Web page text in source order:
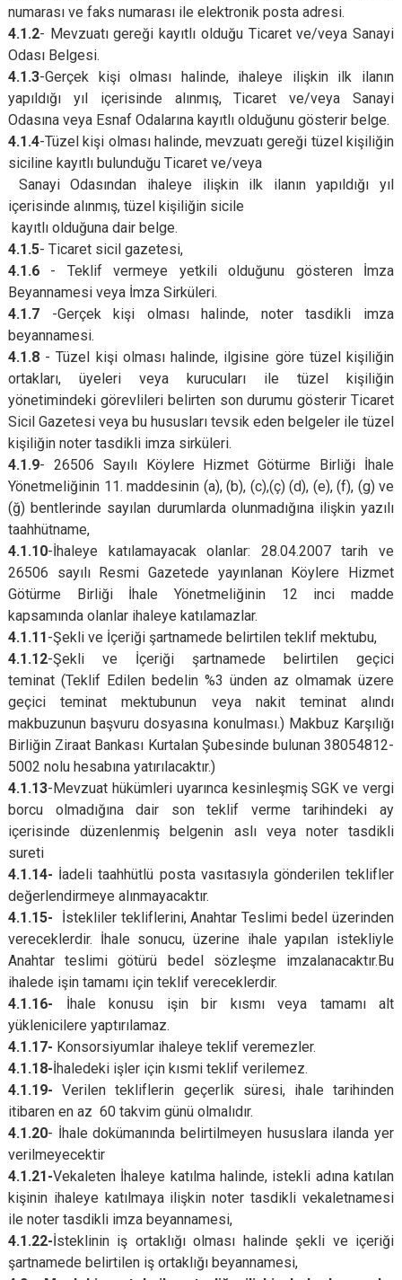
numarası ve faks numarası ile elektronik posta adresi.
4.1.2- Mevzuatı gereği kayıtlı olduğu Ticaret ve/veya Sanayi
Odası Belgesi.
4.1.3-Gerçek kişi olması halinde, ihaleye ilişkin ilk ilanın
yapıldığı yıl içerisinde alınmış, Ticaret ve/veya Sanayi
Odasına veya Esnaf Odalarına kayıtlı olduğunu gösterir belge.
4.1.4-Tüzel kişi olması halinde, mevzuatı gereği tüzel kişiliğin
siciline kayıtlı bulunduğu Ticaret ve/veya
Sanayi Odasından ihaleye ilişkin ilk ilanın yapıldığı yıl
içerisinde alınmış, tüzel kişiliğin sicile
kayıtlı olduğuna dair belge.
4.1.5- Ticaret sicil gazetesi,
4.1.6
- Teklif vermeye yetkili olduğunu gösteren İmza
Beyannamesi veya İmza Sirküleri.
4.1.7
-Gerçek kişi olması halinde, noter tasdikli imza
beyannamesi.
4.1.8 - Tüzel kişi olması halinde, ilgisine göre tüzel kişiliğin
ortakları, üyeleri veya kurucuları ile tüzel kişiliğin
yönetimindeki görevlileri belirten son durumu gösterir Ticaret
Sicil Gazetesi veya bu hususları tevsik eden belgeler ile tüzel
kişiliğin noter tasdikli imza sirküleri.
4.1.9- 26506 Sayılı Köylere Hizmet Götürme Birliği İhale
Yönetmeliğinin 11. maddesinin (a), (b), (c),(ç) (d), (e), (f), (g) ve
(ğ) bentlerinde sayılan durumlarda olunmadığına ilişkin yazılı
taahhütname,
4.1.10-İhaleye katılamayacak olanlar: 28.04.2007 tarih ve
26506 sayılı Resmi Gazetede yayınlanan Köylere Hizmet
Götürme Birliği İhale Yönetmeliğinin 12 inci madde
kapsamında olanlar ihaleye katılamazlar.
4.1.11-Şekli ve İçeriği şartnamede belirtilen teklif mektubu,
4.1.12-Şekli ve İçeriği şartnamede belirtilen geçici
teminat (Teklif Edilen bedelin %3 ünden az olmamak üzere
geçici teminat mektubunun veya nakit teminat alındı
makbuzunun başvuru dosyasına konulması.) Makbuz Karşılığı
Birliğin Ziraat Bankası Kurtalan Şubesinde bulunan 38054812-
5002 nolu hesabına yatırılacaktır.)
4.1.13-Mevzuat hükümleri uyarınca kesinleşmiş SGK ve vergi
borcu olmadığına dair son teklif verme tarihindeki ay
içerisinde düzenlenmiş belgenin aslı veya noter tasdikli
sureti
4.1.14- İadeli taahhütlü posta vasıtasıyla gönderilen teklifler
değerlendirmeye alınmayacaktır.
4.1.15- İstekliler tekliflerini, Anahtar Teslimi bedel üzerinden
vereceklerdir. İhale sonucu, üzerine ihale yapılan istekliyle
Anahtar teslimi götürü bedel sözleşme imzalanacaktır.Bu
ihalede işin tamamı için teklif vereceklerdir.
4.1.16- İhale konusu işin bir kısmı veya tamamı alt
yüklenicilere yaptırılamaz.
4.1.17- Konsorsiyumlar ihaleye teklif veremezler.
4.1.18-İhaledeki işler için kısmi teklif verilemez.
4.1.19- Verilen tekliflerin geçerlik süresi, ihale tarihinden
itibaren en az 60 takvim günü olmalıdır.
4.1.20- İhale dokümanında belirtilmeyen hususlara ilanda yer
verilmeyecektir
4.1.21-Vekaleten İhaleye katılma halinde, istekli adına katılan
kişinin ihaleye katılmaya ilişkin noter tasdikli vekaletnamesi
ile noter tasdikli imza beyannamesi,
4.1.22-İsteklinin iş ortaklığı olması halinde şekli ve içeriği
şartnamede belirtilen iş ortaklığı beyannamesi,